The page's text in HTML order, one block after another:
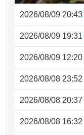
2026/08/09 20:43
2026/08/09 19:31
2026/08/09 12:20
2026/08/08 23:52
2026/08/08 20:37
2026/08/08 16:32